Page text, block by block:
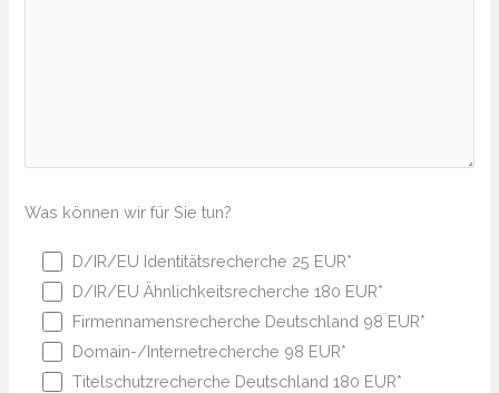
Was können wir für Sie tun?
D/IR/EU Identitätsrecherche 25 EUR*
D/IR/EU Ähnlichkeitsrecherche 180 EUR*
Firmennamensrecherche Deutschland 98 EUR*
Domain-/Internetrecherche 98 EUR*
Titelschutzrecherche Deutschland 180 EUR*